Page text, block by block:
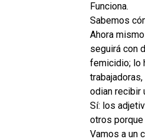
Funciona.
Sabemos
Ahora
seguirá con
femicidio; lo
odian recibir
Sí: los
otros
Vamos a un